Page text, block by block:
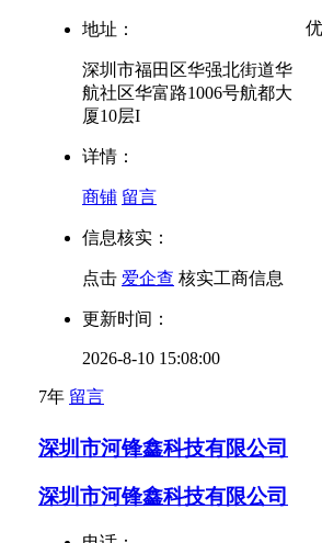
地址：
深圳市福田区华强北街道华
航社区华富路1006号航都大
厦10层I
详情：
商铺 留言
信息核实：
点击 爱企查 核实工商信息
更新时间：
2026-8-10 15:08:00
7年 留言
深圳市河锋鑫科技有限公司
深圳市河锋鑫科技有限公司